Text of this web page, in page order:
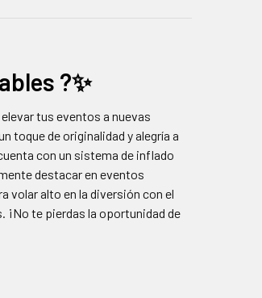
?✨
tus eventos a nuevas
toque de originalidad y alegría a
con un sistema de inflado
destacar en eventos
volar alto en la diversión con el
¡No te pierdas la oportunidad de